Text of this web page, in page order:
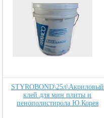
STYROBOND\25л\Акриловый
клей для мин плиты и
пенополистирола Ю.Корея